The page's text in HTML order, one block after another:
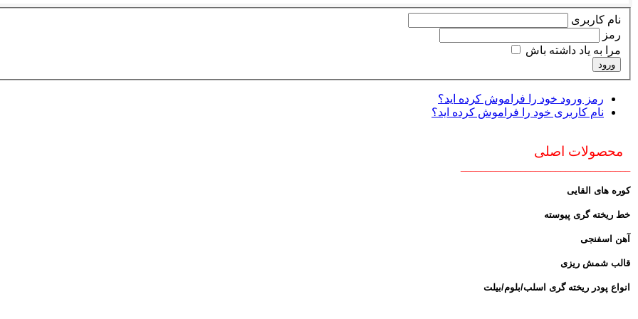
نام کاربری
رمز
مرا به یاد داشته باش
ورود
رمز ورود خود را فراموش کرده اید؟
نام کاربری خود را فراموش کرده اید؟
محصولات اصلی
کوره های القایی
خط ریخته گری پیوسته
آهن اسفنجی
قالب شمش ریزی
انواع پودر ریخته گری اسلب/بلوم/بیلت